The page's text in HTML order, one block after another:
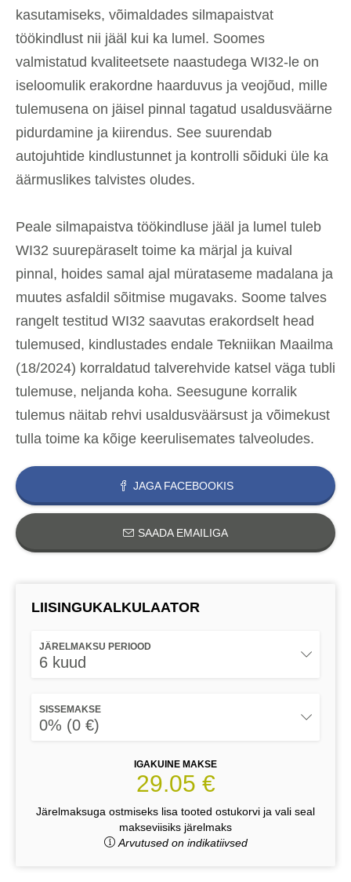
kasutamiseks, võimaldades silmapaistvat
töökindlust nii jääl kui ka lumel. Soomes
valmistatud kvaliteetsete naastudega WI32-le on
iseloomulik erakordne haarduvus ja veojõud, mille
tulemusena on jäisel pinnal tagatud usaldusväärne
pidurdamine ja kiirendus. See suurendab
autojuhtide kindlustunnet ja kontrolli sõiduki üle ka
äärmuslikes talvistes oludes.
Peale silmapaistva töökindluse jääl ja lumel tuleb
WI32 suurepäraselt toime ka märjal ja kuival
pinnal, hoides samal ajal mürataseme madalana ja
muutes asfaldil sõitmise mugavaks. Soome talves
rangelt testitud WI32 saavutas erakordselt head
tulemused, kindlustades endale Tekniikan Maailma
(18/2024) korraldatud talverehvide katsel väga tubli
tulemuse, neljanda koha. Seesugune korralik
tulemus näitab rehvi usaldusväärsust ja võimekust
tulla toime ka kõige keerulisemates talveoludes.
JAGA FACEBOOKIS
SAADA EMAILIGA
LIISINGUKALKULAATOR
JÄRELMAKSU PERIOOD
6 kuud
SISSEMAKSE
0% (0 €)
IGAKUINE MAKSE
29.05 €
Järelmaksuga ostmiseks lisa tooted ostukorvi ja vali seal
makseviisiks järelmaks
Arvutused on indikatiivsed